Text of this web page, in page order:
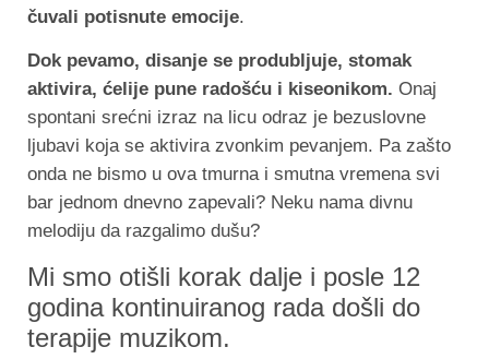
čuvali potisnute emocije.
Dok pevamo, disanje se produbljuje, stomak
aktivira, ćelije pune radošću i kiseonikom. Onaj
spontani srećni izraz na licu odraz je bezuslovne
ljubavi koja se aktivira zvonkim pevanjem. Pa zašto
onda ne bismo u ova tmurna i smutna vremena svi
bar jednom dnevno zapevali? Neku nama divnu
melodiju da razgalimo dušu?
Mi smo otišli korak dalje i posle 12
godina kontinuiranog rada došli do
terapije muzikom.